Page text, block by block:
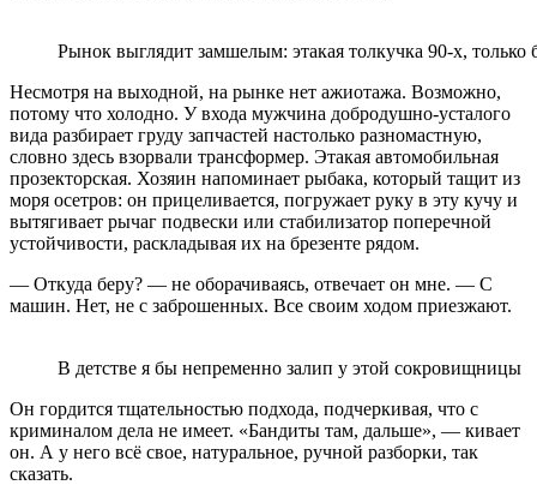
Рынок выглядит замшелым: этакая толкучка 90-х, только
Несмотря на выходной, на рынке нет ажиотажа. Возможно,
потому что холодно. У входа мужчина добродушно-усталого
вида разбирает груду запчастей настолько разномастную,
словно здесь взорвали трансформер. Этакая автомобильная
прозекторская. Хозяин напоминает рыбака, который тащит из
моря осетров: он прицеливается, погружает руку в эту кучу и
вытягивает рычаг подвески или стабилизатор поперечной
устойчивости, раскладывая их на брезенте рядом.
— Откуда беру? — не оборачиваясь, отвечает он мне. — С
машин. Нет, не с заброшенных. Все своим ходом приезжают.
В детстве я бы непременно залип у этой сокровищницы
Он гордится тщательностью подхода, подчеркивая, что с
криминалом дела не имеет. «Бандиты там, дальше», — кивает
он. А у него всё свое, натуральное, ручной разборки, так
сказать.